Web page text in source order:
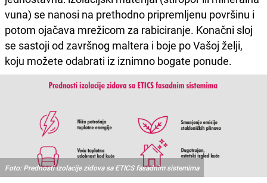
vuna) se nanosi na prethodno pripremljenu površinu i
potom ojačava mrežicom za rabiciranje. Konačni sloj
se sastoji od završnog maltera i boje po Vašoj želji,
koju možete odabrati iz iznimno bogate ponude.
Foto: Prednosti izolacije zidova sa ETICS fasadnim sistemima